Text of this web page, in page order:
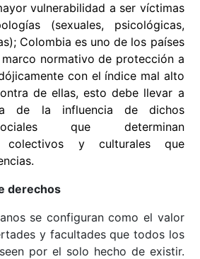
vulnerabilidad a ser víctimas
(sexuales, psicológicas,
Colombia es uno de los países
normativo de protección a
con el índice mal alto
de ellas, esto debe llevar a
de la influencia de dichos
que determinan
colectivos y culturales que
derechos
se configuran como el valor
y facultades que todos los
por el solo hecho de existir.